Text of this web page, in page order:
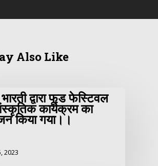
Also Like
द्वारा फूड फेस्टिवल
कार्यक्रम का
किया गया।।
2023